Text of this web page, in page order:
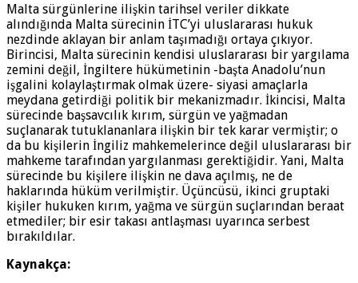
Malta sürgünlerine ilişkin tarihsel veriler dikkate
alındığında Malta sürecinin İTC’yi uluslararası hukuk
nezdinde aklayan bir anlam taşımadığı ortaya çıkıyor.
Birincisi, Malta sürecinin kendisi uluslararası bir yargılama
zemini değil, İngiltere hükümetinin -başta Anadolu’nun
işgalini kolaylaştırmak olmak üzere- siyasi amaçlarla
meydana getirdiği politik bir mekanizmadır. İkincisi, Malta
sürecinde başsavcılık kırım, sürgün ve yağmadan
suçlanarak tutuklananlara ilişkin bir tek karar vermiştir; o
da bu kişilerin İngiliz mahkemelerince değil uluslararası bir
mahkeme tarafından yargılanması gerektiğidir. Yani, Malta
sürecinde bu kişilere ilişkin ne dava açılmış, ne de
haklarında hüküm verilmiştir. Üçüncüsü, ikinci gruptaki
kişiler hukuken kırım, yağma ve sürgün suçlarından beraat
etmediler; bir esir takası antlaşması uyarınca serbest
bırakıldılar.
Kaynakça: